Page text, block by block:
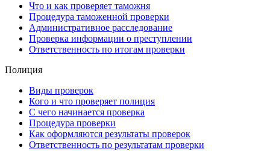
Что и как проверяет таможня
Процедура таможенной проверки
Административное расследование
Проверка информации о преступлении
Ответственность по итогам проверки
Полиция
Виды проверок
Кого и что проверяет полиция
С чего начинается проверка
Процедура проверки
Как оформляются результаты проверок
Ответственность по результатам проверки